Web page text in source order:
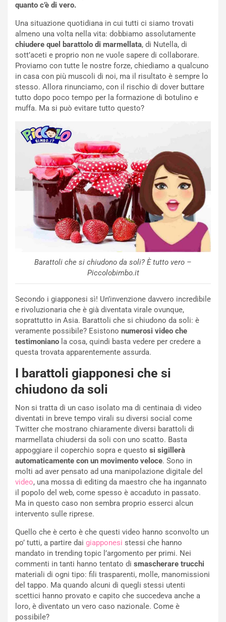
quanto c’è di vero.
Una situazione quotidiana in cui tutti ci siamo trovati
almeno una volta nella vita: dobbiamo assolutamente
chiudere quel barattolo di marmellata, di Nutella, di
sott’aceti e proprio non ne vuole sapere di collaborare.
Proviamo con tutte le nostre forze, chiediamo a qualcuno
in casa con più muscoli di noi, ma il risultato è sempre lo
stesso. Allora rinunciamo, con il rischio di dover buttare
tutto dopo poco tempo per la formazione di botulino e
muffa. Ma si può evitare tutto questo?
Barattoli che si chiudono da soli? È tutto vero –
Piccolobimbo.it
Secondo i giapponesi sì! Un’invenzione davvero incredibile
e rivoluzionaria che è già diventata virale ovunque,
soprattutto in Asia. Barattoli che si chiudono da soli: è
veramente possibile? Esistono numerosi video che
testimoniano la cosa, quindi basta vedere per credere a
questa trovata apparentemente assurda.
I barattoli giapponesi che si
chiudono da soli
Non si tratta di un caso isolato ma di centinaia di video
diventati in breve tempo virali su diversi social come
Twitter che mostrano chiaramente diversi barattoli di
marmellata chiudersi da soli con uno scatto. Basta
appoggiare il coperchio sopra e questo si sigillerà
automaticamente con un movimento veloce. Sono in
molti ad aver pensato ad una manipolazione digitale del
video, una mossa di editing da maestro che ha ingannato
il popolo del web, come spesso è accaduto in passato.
Ma in questo caso non sembra proprio esserci alcun
intervento sulle riprese.
Quello che è certo è che questi video hanno sconvolto un
po’ tutti, a partire dai giapponesi stessi che hanno
mandato in trending topic l’argomento per primi. Nei
commenti in tanti hanno tentato di smascherare trucchi
materiali di ogni tipo: fili trasparenti, molle, manomissioni
del tappo. Ma quando alcuni di quegli stessi utenti
scettici hanno provato e capito che succedeva anche a
loro, è diventato un vero caso nazionale. Come è
possibile?